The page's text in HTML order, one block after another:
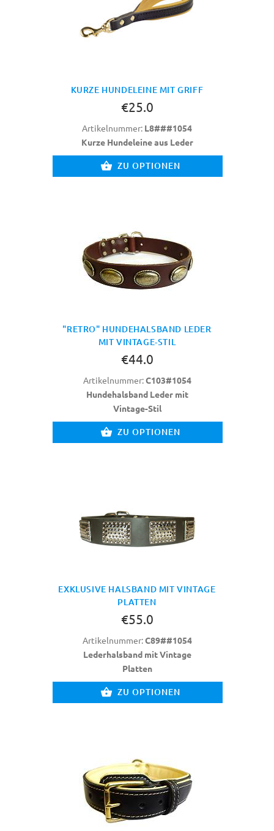
KURZE HUNDELEINE MIT GRIFF
€25.0
Artikelnummer: L8###1054
Kurze Hundeleine aus Leder
ZU OPTIONEN
"RETRO" HUNDEHALSBAND LEDER
MIT VINTAGE-STIL
€44.0
Artikelnummer:C103#1054
Hundehalsband Leder mit
Vintage-Stil
ZU OPTIONEN
EXKLUSIVE HALSBAND MIT VINTAGE
PLATTEN
€55.0
Artikelnummer:C89##1054
Lederhalsband mit Vintage
Platten
ZU OPTIONEN